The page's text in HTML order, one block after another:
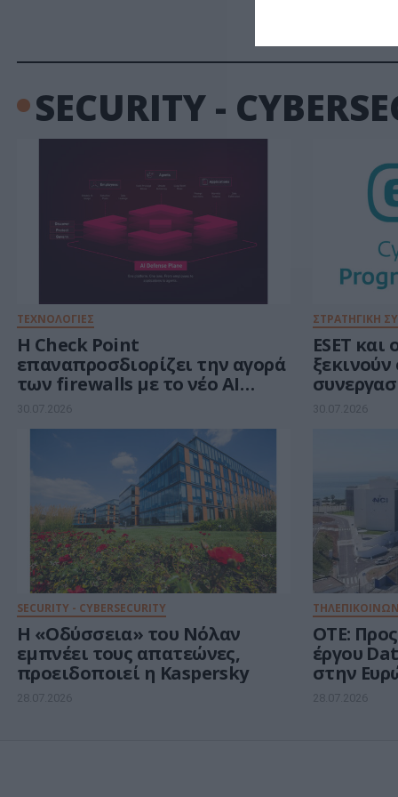
SECURITY -
ΤΕΧΝΟΛΟΓΙΕΣ
Η Check Point
επαναπροσδιορίζει την αγορά
των firewalls με το νέο AI
Network Firewall, που
εξαλείφει τα «τυφλά σημεία»
της Τεχνητής Νοημοσύνης σε
κάθε δίκτυο
30.07.2026
ΣΤΡΑΤΗΓΙΚΗ
ESET και
της
30.07.2026
SECURITY - CYBERSECURITY
Η «Οδύσσεια» του Νόλαν
εμπνέει τους απατεώνες,
προειδοποιεί η Kaspersky
28.07.2026
ΟΤΕ:
έργου
στην
28.07.2026